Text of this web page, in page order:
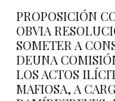
PROPOSICIÓN
OBVIA
SOMETER A
DEUNA
LOS ACTOS
MAFIOSA, A